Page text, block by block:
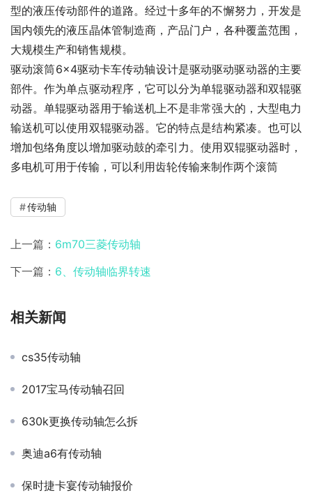
型的液压传动部件的道路。经过十多年的不懈努力，开发是
国内领先的液压晶体管制造商，产品门户，各种覆盖范围，
大规模生产和销售规模。
驱动滚筒6×4驱动卡车传动轴设计是驱动驱动驱动器的主要
部件。作为单点驱动程序，它可以分为单辊驱动器和双辊驱
动器。单辊驱动器用于输送机上不是非常强大的，大型电力
输送机可以使用双辊驱动器。它的特点是结构紧凑。也可以
增加包络角度以增加驱动鼓的牵引力。使用双辊驱动器时，
多电机可用于传输，可以利用齿轮传输来制作两个滚筒
传动轴
上一篇： 6m70三菱传动轴
下一篇： 6、传动轴临界转速
相关新闻
cs35传动轴
2017宝马传动轴召回
630k更换传动轴怎么拆
奥迪a6有传动轴
保时捷卡宴传动轴报价